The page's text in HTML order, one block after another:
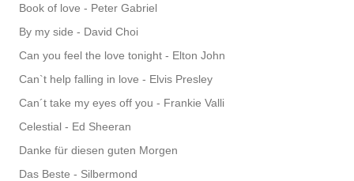
Book of love - Peter Gabriel
By my side - David Choi
Can you feel the love tonight - Elton John
Can`t help falling in love - Elvis Presley
Can´t take my eyes off you - Frankie Valli
Celestial - Ed Sheeran
Danke für diesen guten Morgen
Das Beste - Silbermond